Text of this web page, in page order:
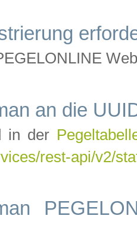
an die
in der
rest-api/v2/